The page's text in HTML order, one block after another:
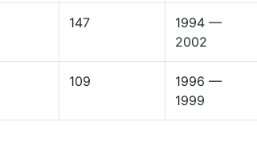
147
1994 —
2002
109
1996 —
1999